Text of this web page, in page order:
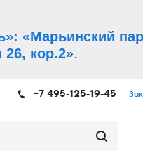
«Марьинский
26, кор.2».
+7 495-125-19-45